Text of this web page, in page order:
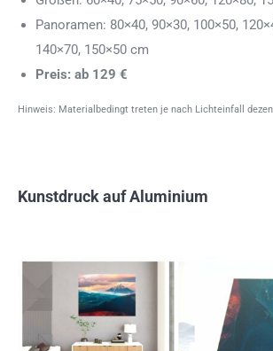
Panoramen: 80×40, 90×30, 100×50,
140×70, 150×50 cm
Preis: ab 129 €
Hinweis: Materialbedingt treten je nach Lichteinfall
Kunstdruck auf Aluminium